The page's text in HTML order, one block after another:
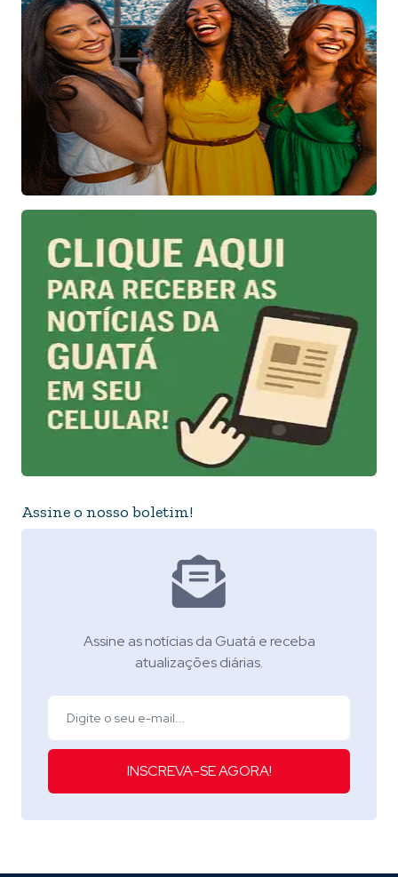
Assine o nosso boletim!
Assine as notícias da Guatá e receba
atualizações diárias.
INSCREVA-SE AGORA!